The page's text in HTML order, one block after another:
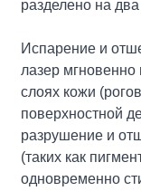
разделено на
Испарение и
лазер мгновенно
слоях кожи
поверхностной
разрушение и
(таких как
одновременно